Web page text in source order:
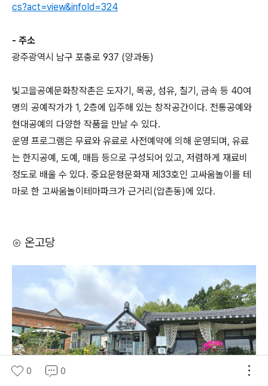
cs?act=view&infoId=324
- 주소
광주광역시 남구 포충로 937 (양과동)
빛고을공예문화창작촌은 도자기, 목공, 섬유, 칠기, 금속 등 40여
명의 공예작가가 1, 2층에 입주해 있는 창작공간이다. 전통공예와
현대공예의 다양한 작품을 만날 수 있다.
운영 프로그램은 무료와 유료로 사전예약에 의해 운영되며, 유료
는 한지공예, 도예, 매듭 등으로 구성되어 있고, 저렴하게 재료비
정도로 배울 수 있다. 중요문형문화재 제33호인 고싸움놀이를 테
마로 한 고싸움놀이테마파크가 근거리(압촌동)에 있다.
⊙ 온고당
0 0